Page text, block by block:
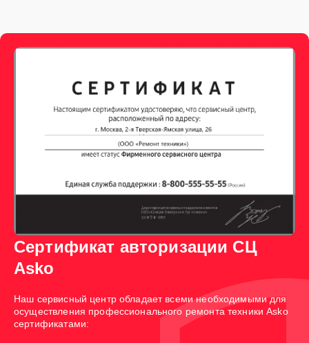
Сертификат авторизации СЦ
Asko
Наш сервисный центр обладает всеми необходимыми для
осуществления профессионального ремонта техники Asko
сертификатами: